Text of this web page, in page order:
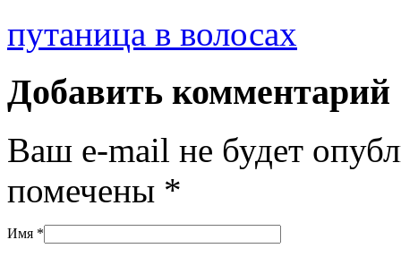
путаница в волосах
Добавить комментарий
Ваш e-mail не будет
помечены *
Имя *